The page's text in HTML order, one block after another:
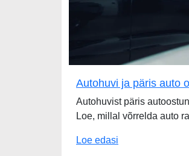
Autohuvi ja päris auto
Autohuvist päris
Loe, millal võrrelda auto
Loe edasi